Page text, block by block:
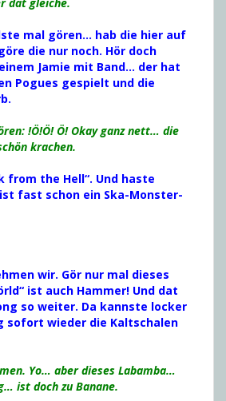
mal gören… hab die hier auf
die nur noch. Hör doch
Jamie mit Band… der hat
Pogues gespielt und die
!Ö!Ö! Ö! Okay ganz nett… die
krachen.
from the Hell“. Und haste
fast schon ein Ska-Monster-
wir. Gör nur mal dieses
ist auch Hammer! Und dat
so weiter. Da kannste locker
sofort wieder die Kaltschalen
Yo… aber dieses Labamba…
ist doch zu Banane.